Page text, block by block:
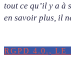
tout ce qu’il y a à
en savoir plus, il
RGPD 4.0., LE